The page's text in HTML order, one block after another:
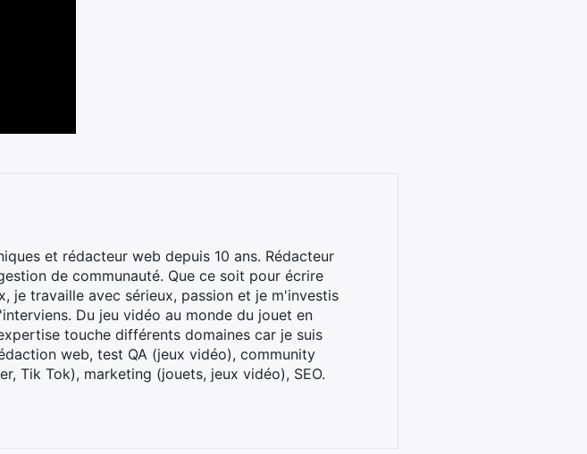
et rédacteur web depuis 10 ans. Rédacteur
de communauté. Que ce soit pour écrire
je travaille avec sérieux, passion et je m'investis
Du jeu vidéo au monde du jouet en
touche différents domaines car je suis
web, test QA (jeux vidéo), community
Tik Tok), marketing (jouets, jeux vidéo), SEO.